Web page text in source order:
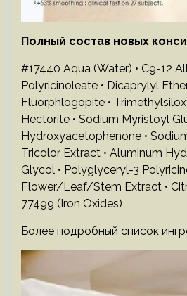
Полный состав новых
#17440 Aqua (Water) • C9-12
Polyricinoleate • Dicaprylyl
Fluorphlogopite •
Hectorite • Sodium Myristoyl
Hydroxyacetophenone •
Tricolor Extract • Aluminum
Glycol • Polyglyceryl-3
Flower/Leaf/Stem Extract •
77499 (Iron Oxides)
Более подробный список